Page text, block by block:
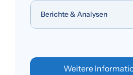
Berichte & Analysen
Weitere